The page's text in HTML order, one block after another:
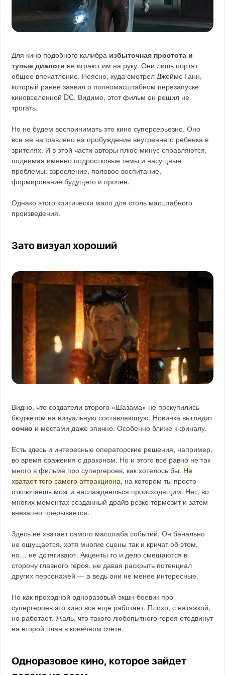
Для кино подобного калибра избыточная простота и
тупые диалоги не играют им на руку. Они лишь портят
общее впечатление. Неясно, куда смотрел Джеймс Ганн,
который ранее заявил о полномасштабном перезапуске
киновселенной DC. Видимо, этот фильм он решил не
трогать.
Но не будем воспринимать это кино суперсерьезно. Оно
все же направлено на пробуждение внутреннего ребенка в
зрителях. И в этой части авторы плюс-минус справляются,
поднимая именно подростковые темы и насущные
проблемы: взросление, половое воспитание,
формирование будущего и прочее.
Однако этого критически мало для столь масштабного
произведения.
Зато визуал хороший
Видно, что создатели второго «Шазама» не поскупились
бюджетом на визуальную составляющую. Новинка выглядит
сочно и местами даже эпично. Особенно ближе к финалу.
Есть здесь и интересные операторские решения, например,
во время сражения с драконом. Но и этого всё равно не так
много в фильме про супергероев, как хотелось бы. Не
хватает того самого аттракциона, на котором ты просто
отключаешь мозг и наслаждаешься происходящим. Нет, во
многих моментах созданный драйв резко тормозит и затем
внезапно прерывается.
Здесь не хватает самого масштаба событий. Он банально
не ощущается, хотя многие сцены так и кричат об этом,
но… не дотягивают. Акценты то и дело смещаются в
сторону главного героя, не давая раскрыть потенциал
других персонажей — а ведь они не менее интересные.
Но как проходной одноразовый экшн-боевик про
супергероев это кино всё ещё работает. Плохо, с натяжкой,
но работает. Жаль, что такого любопытного героя отодвинут
на второй план в конечном счете.
Одноразовое кино, которое зайдет